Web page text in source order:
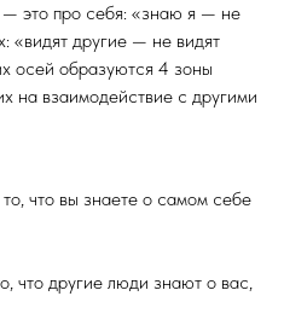
это про себя: «знаю я — не
«видят другие — не видят
осей образуются 4 зоны
на взаимодействие с другими
что вы знаете о самом себе
что другие люди знают о вас,